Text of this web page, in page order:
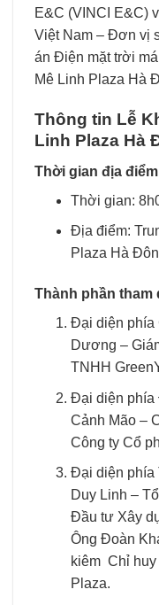
E&C (VINCI E&C)
Việt Nam – Đơn vị
án Điện mặt trời
Mê Linh Plaza Hà
Thông tin Lễ
Linh Plaza Hà
Thời gian địa điểm
Thời gian:
Địa điểm:
Plaza Hà
Thành phần tham
Đại diện phía
Dương –
TNHH
Đại diện phía
Cảnh Mão –
Công ty Cổ
Đại diện phía
Duy Linh –
Đầu tư Xây
Ông Đoàn
kiêm Chỉ
Plaza.